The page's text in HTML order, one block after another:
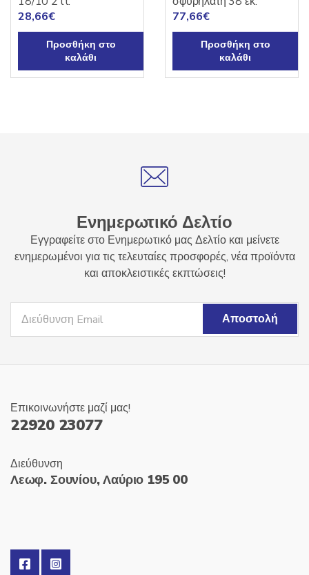
28,66€
Προσθήκη στο
καλάθι
77,66€
Προσθήκη στο
καλάθι
Ενημερωτικό Δελτίο
Εγγραφείτε στο Ενημερωτικό μας Δελτίο και μείνετε
ενημερωμένοι για τις τελευταίες προσφορές, νέα προϊόντα
και αποκλειστικές εκπτώσεις!
Επικοινωνήστε μαζί μας!
22920 23077
Διεύθυνση
Λεωφ. Σουνίου, Λαύριο 195 00